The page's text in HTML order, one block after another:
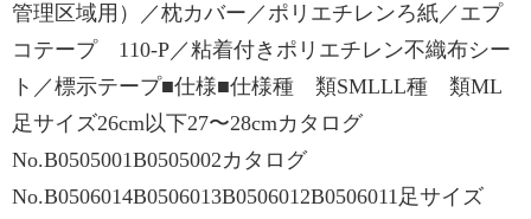
管理区域用）／枕カバー／ポリエチレンろ紙／エプ
コテープ 110-P／粘着付きポリエチレン不織布シー
ト／標示テープ■仕様■仕様種 類SMLLL種 類ML
足サイズ26cm以下27〜28cmカタログ
No.B0505001B0505002カタログ
No.B0506014B0506013B0506012B0506011足サイズ